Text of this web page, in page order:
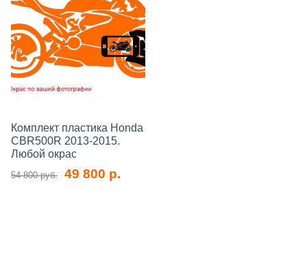
Комплект пластика Honda
CBR500R 2013-2015.
Любой окрас
54 800 руб. 49 800 р.